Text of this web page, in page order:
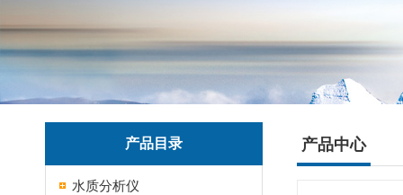
产品目录
水质分析仪
产品中心